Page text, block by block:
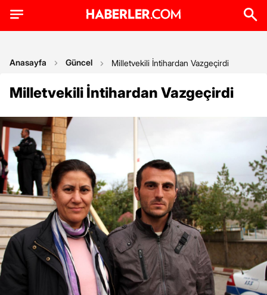
Anasayfa Güncel Milletvekili İntihardan Vazgeçirdi
Milletvekili İntihardan Vazgeçirdi